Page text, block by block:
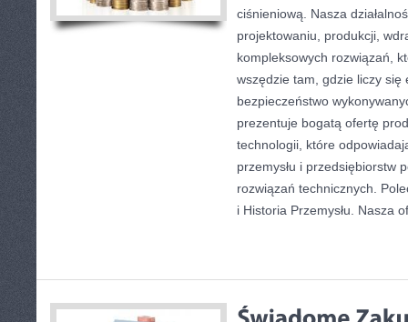
ciśnieniową. Nasza
projektowaniu, produkcji,
kompleksowych rozwiązań,
wszędzie tam, gdzie liczy
bezpieczeństwo
prezentuje bogatą ofertę
technologii, które
przemysłu i przedsiębiorstw
rozwiązań technicznych.
i Historia Przemysłu. Nasza